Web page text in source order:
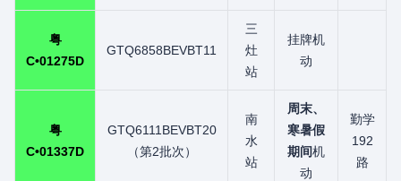
粤
C•01275D
GTQ6858BEVBT11
三
灶
站
挂牌机
动
粤
C•01337D
GTQ6111BEVBT20
（第2批次）
南
水
站
周末、
寒暑假
期间机
动
勤学
192
路